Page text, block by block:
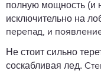
полную мощность (и
исключительно на
перепад, и
Не стоит сильно
соскабливая лед.